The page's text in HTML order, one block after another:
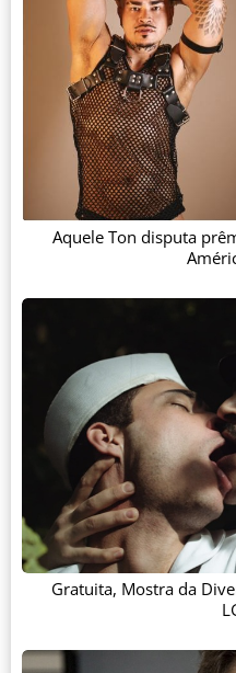
Aquele Ton disputa
Gratuita, Mostra da